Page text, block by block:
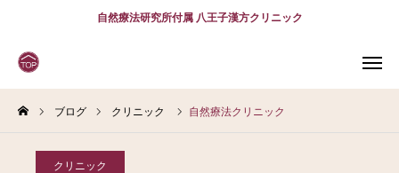
自然療法研究所付属 八王子漢方クリニック
ブログ クリニック 自然療法クリニック
クリニック
WEB予約
電話予約